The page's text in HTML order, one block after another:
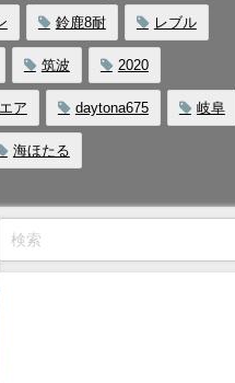
鈴鹿8耐 レブル
筑波 2020
ア daytona675 岐阜
海ほたる